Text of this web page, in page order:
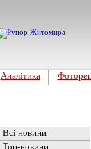
Аналітика
Всі новини
Топ-новини